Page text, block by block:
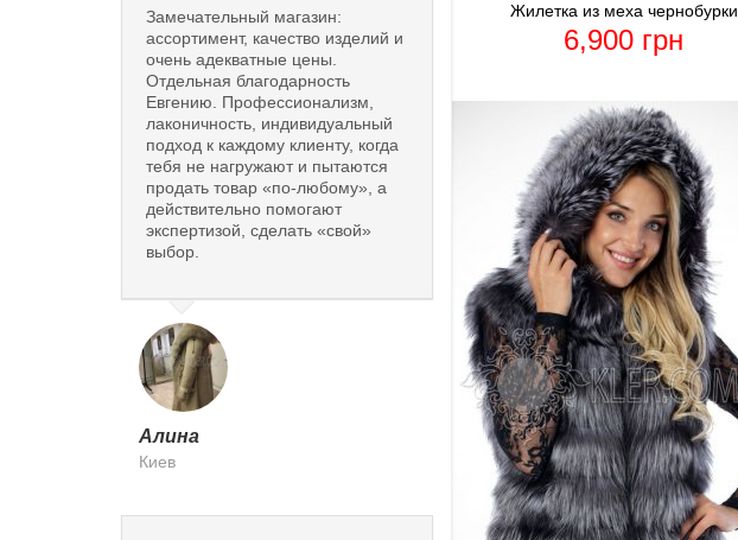
Жилетка из меха чернобурки
6,900 грн
Замечательный магазин:
ассортимент, качество изделий и
очень адекватные цены.
Отдельная благодарность
Евгению. Профессионализм,
лаконичность, индивидуальный
подход к каждому клиенту, когда
тебя не нагружают и пытаются
продать товар «по-любому», а
действительно помогают
экспертизой, сделать «свой»
выбор.
Алина
Киев